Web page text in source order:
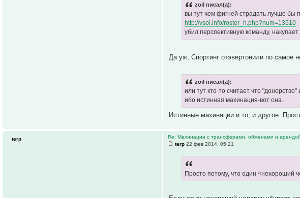
zoil писал(а):
вы тут чем фигней страдать лучше бы
http://vsol.info/roster_h.php?num=13510
убил перспективную команду,
Да уж, Спортинг отэвертонили по самое
zoil писал(а):
или тут кто-то считает что
ибо истинная махинация-вот она.
Истинные махинации и то, и другое.
Re: Махинации с трансферами, обменами и арендой
terp 22 фев 2014, 05:21
Просто потому, что один <нехороший
terp